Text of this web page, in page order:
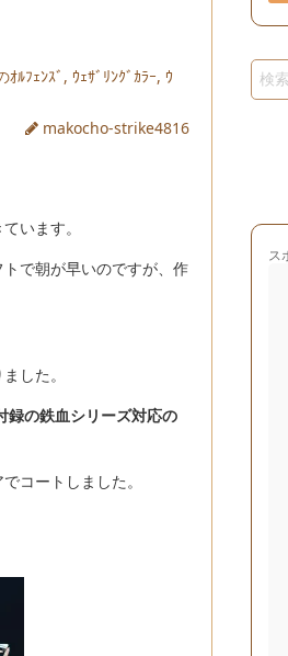
ﾙﾌｪﾝｽﾞ , ｳｪｻﾞﾘﾝｸﾞｶﾗｰ, ｳ
makocho-strike4816
います。
で朝が早いのですが、作
した。
録の鉄血シリーズ対応の
コートしました。
ス